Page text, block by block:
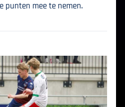
punten mee te nemen.